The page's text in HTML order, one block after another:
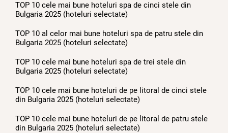
TOP 10 cele mai bune hoteluri spa de cinci stele din
Bulgaria 2025 (hoteluri selectate)
TOP 10 al celor mai bune hoteluri spa de patru stele din
Bulgaria 2025 (hoteluri selectate)
TOP 10 cele mai bune hoteluri spa de trei stele din
Bulgaria 2025 (hoteluri selectate)
TOP 10 cele mai bune hoteluri de pe litoral de cinci stele
din Bulgaria 2025 (hoteluri selectate)
TOP 10 cele mai bune hoteluri de pe litoral de patru stele
din Bulgaria 2025 (hoteluri selectate)